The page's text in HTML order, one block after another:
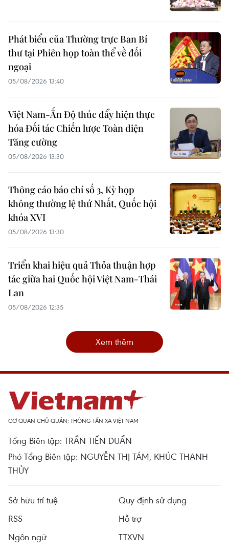
Phát biểu của Thường trực Ban Bí
thư tại Phiên họp toàn thể về đối
ngoại
05/08/2026 13:40
Việt Nam-Ấn Độ thúc đẩy hiện thực
hóa Đối tác Chiến lược Toàn diện
Tăng cường
05/08/2026 13:30
Thông cáo báo chí số 3, Kỳ họp
không thường lệ thứ Nhất, Quốc hội
khóa XVI
05/08/2026 13:30
Triển khai hiệu quả Thỏa thuận hợp
tác giữa hai Quốc hội Việt Nam-Thái
Lan
05/08/2026 12:35
Xem thêm
CƠ QUAN CHỦ QUẢN: THÔNG TẤN XÃ VIỆT NAM
Tổng Biên tập: TRẦN TIẾN DUẨN
Phó Tổng Biên tập: NGUYỄN THỊ TÁM, KHÚC THANH
THỦY
Sở hữu trí tuệ
Quy định sử dụng
RSS
Hỗ trợ
Ngôn ngữ
TTXVN